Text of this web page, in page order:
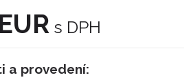
s DPH
a provedení: